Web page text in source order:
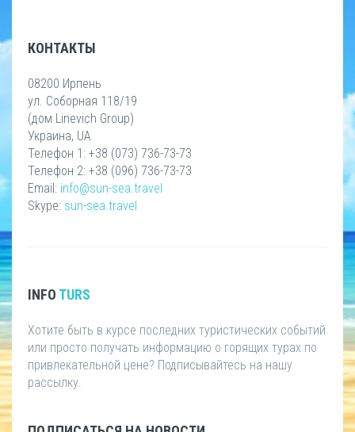
КОНТАКТЫ
08200 Ирпень
ул. Соборная 118/19
(дом Linevich Group)
Украина, UA
Телефон 1: +38 (073) 736-73-73
Телефон 2: +38 (096) 736-73-73
Email: info@sun-sea.travel
Skype: sun-sea.travel
INFO TURS
Хотите быть в курсе последних туристических событий
или просто получать информацию о горящих турах по
привлекательной цене? Подписывайтесь на нашу
рассылку.